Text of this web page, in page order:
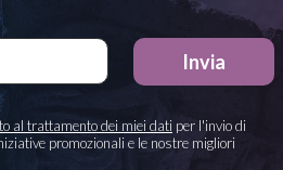
al trattamento dei miei dati per l'invio di
promozionali e le nostre migliori